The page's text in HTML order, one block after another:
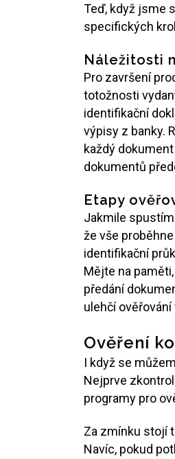
Teď, když jsme
specifických
Náležitosti
Pro završení
totožnosti
identifikační
výpisy z banky.
každý
dokumentů
Etapy
Jakmile
že vše
identifikační
Mějte na
předání
ulehčí ověřování
Ověření
I když se
Nejprve
programy pro
Za zmínku stojí
Navíc, pokud